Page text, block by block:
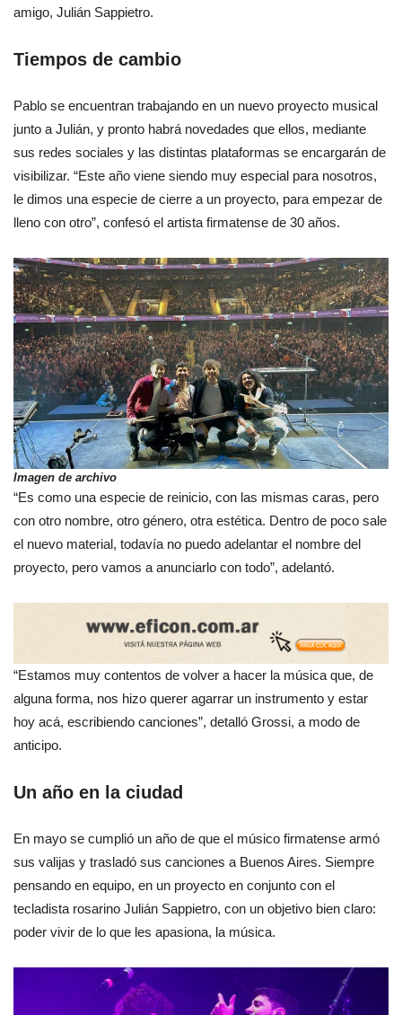
amigo, Julián Sappietro.
Tiempos de cambio
Pablo se encuentran trabajando en un nuevo proyecto musical
junto a Julián, y pronto habrá novedades que ellos, mediante
sus redes sociales y las distintas plataformas se encargarán de
visibilizar. “Este año viene siendo muy especial para nosotros,
le dimos una especie de cierre a un proyecto, para empezar de
lleno con otro”, confesó el artista firmatense de 30 años.
Imagen de archivo
“Es como una especie de reinicio, con las mismas caras, pero
con otro nombre, otro género, otra estética. Dentro de poco sale
el nuevo material, todavía no puedo adelantar el nombre del
proyecto, pero vamos a anunciarlo con todo”, adelantó.
“Estamos muy contentos de volver a hacer la música que, de
alguna forma, nos hizo querer agarrar un instrumento y estar
hoy acá, escribiendo canciones”, detalló Grossi, a modo de
anticipo.
Un año en la ciudad
En mayo se cumplió un año de que el músico firmatense armó
sus valijas y trasladó sus canciones a Buenos Aires. Siempre
pensando en equipo, en un proyecto en conjunto con el
tecladista rosarino Julián Sappietro, con un objetivo bien claro:
poder vivir de lo que les apasiona, la música.